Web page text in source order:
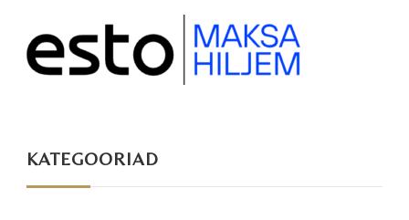
KATEGOORIAD